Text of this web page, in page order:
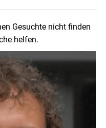
Gesuchte nicht finden
helfen.